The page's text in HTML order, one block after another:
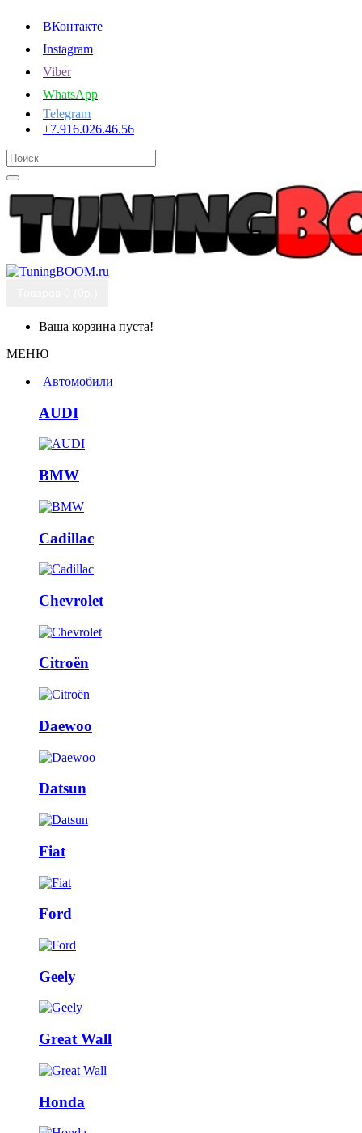
ВКонтакте
Instagram
Viber
WhatsApp
Telegram
+7.916.026.46.56
Ваша корзина пуста!
МЕНЮ
Автомобили
AUDI
BMW
Cadillac
Chevrolet
Citroën
Daewoo
Datsun
Fiat
Ford
Geely
Great Wall
Honda